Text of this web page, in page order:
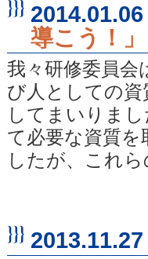
2014.01.06
導こう！」
我々研修委員会
び人としての
してまいりま
て必要な資質
したが、これ
2013.11.27